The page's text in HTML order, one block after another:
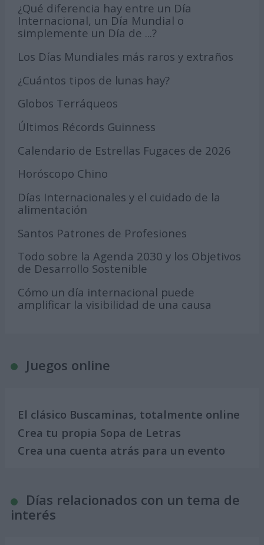
¿Qué diferencia hay entre un Día
Internacional, un Día Mundial o
simplemente un Día de ...?
Los Días Mundiales más raros y extraños
¿Cuántos tipos de lunas hay?
Globos Terráqueos
Últimos Récords Guinness
Calendario de Estrellas Fugaces de 2026
Horóscopo Chino
Días Internacionales y el cuidado de la
alimentación
Santos Patrones de Profesiones
Todo sobre la Agenda 2030 y los Objetivos
de Desarrollo Sostenible
Cómo un día internacional puede
amplificar la visibilidad de una causa
Juegos online
El clásico Buscaminas, totalmente online
Crea tu propia Sopa de Letras
Crea una cuenta atrás para un evento
Días relacionados con un tema de
interés